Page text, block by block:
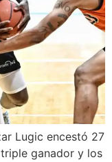
Lugic encestó 27
ganador y los